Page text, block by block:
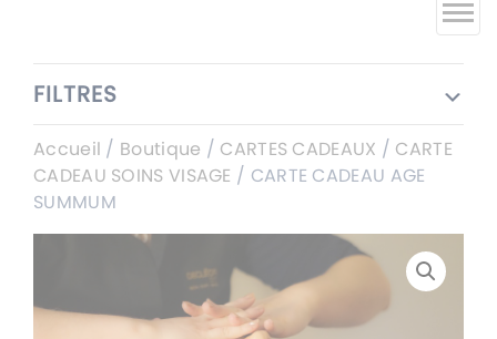
FILTRES
Accueil / Boutique / CARTES CADEAUX / CARTE
CADEAU SOINS VISAGE / CARTE CADEAU AGE
SUMMUM